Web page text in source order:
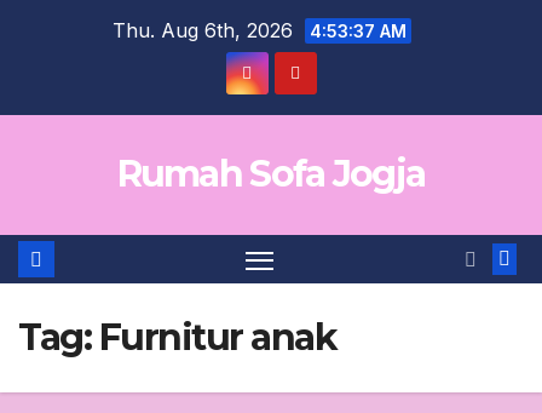
Thu. Aug 6th, 2026 4:53:37 AM
Rumah Sofa Jogja
Tag: Furnitur anak